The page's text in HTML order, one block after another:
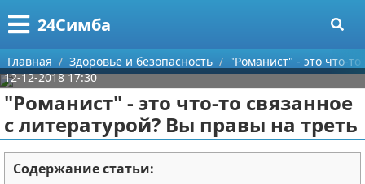
24Симба
Меню
Главная
Категории
Государство и право
Причинение вреда
Поиск
О проекте
Главная Здоровье и безопасность
"Романист" - это что-
12-12-2018 17:30
"Романист" - это что-то связанное
с литературой? Вы правы на треть
Содержание статьи: